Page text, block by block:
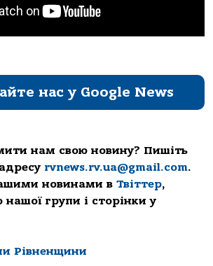
нас у Google News
нам свою новину? Пишіть
rvnews.rv.ua@gmail.com.
новинами в Твіттер,
нашої групи і сторінки у
Рівненщини